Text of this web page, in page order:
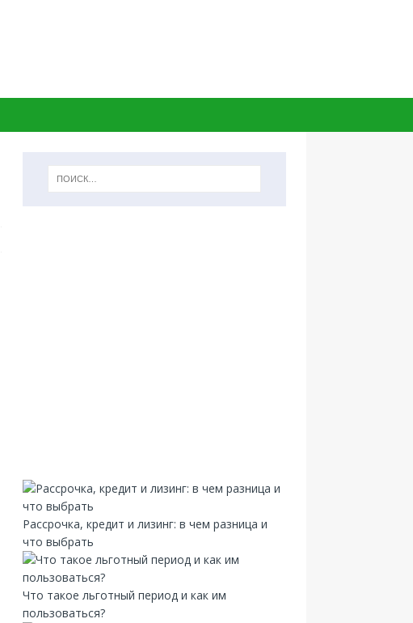
Рассрочка, кредит и лизинг: в чем разница и
что выбрать
Что такое льготный период и как им
пользоваться?